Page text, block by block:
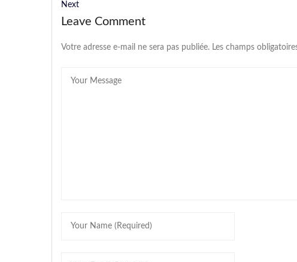
Next
Leave Comment
Votre adresse e-mail ne sera pas publiée. Les champs